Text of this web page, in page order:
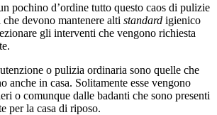
pochino d’ordine tutto questo caos di pulizie
devono mantenere alti standard igienico
gli interventi che vengono richiesta
o pulizia ordinaria sono quelle che
anche in casa. Solitamente esse vengono
o comunque dalle badanti che sono presenti
per la casa di riposo.